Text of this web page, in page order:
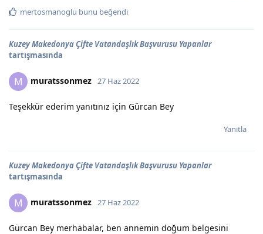
mertosmanoglu bunu beğendi
Kuzey Makedonya Çifte Vatandaşlık Başvurusu Yapanlar
tartışmasında
M muratssonmez 27 Haz 2022
Teşekkür ederim yanıtınız için Gürcan Bey
Yanıtla
Kuzey Makedonya Çifte Vatandaşlık Başvurusu Yapanlar
tartışmasında
M muratssonmez 27 Haz 2022
Gürcan Bey merhabalar, ben annemin doğum belgesini